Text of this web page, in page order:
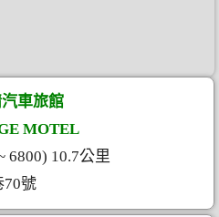
車旅館
MOTEL
6800) 10.7公里
70號